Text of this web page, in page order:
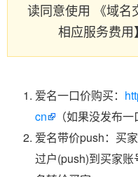
读同意使用 《域名
相应服务费
爱名一口价购买：
cn
（如果没发布
爱名带价push：买
过户(push)到买家